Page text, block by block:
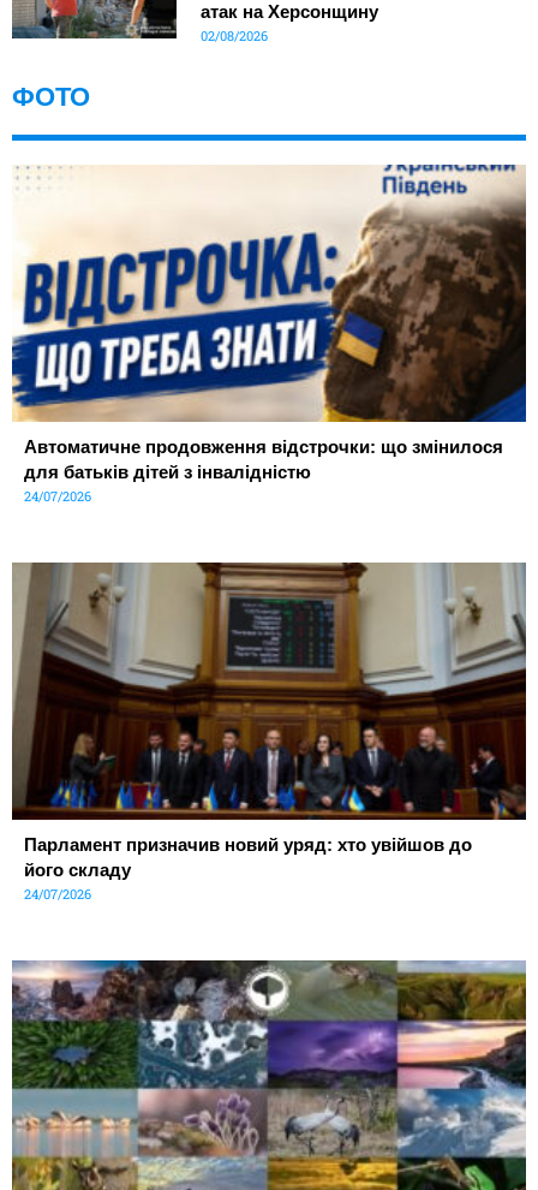
атак на Херсонщину
02/08/2026
ФОТО
Автоматичне продовження відстрочки: що змінилося
для батьків дітей з інвалідністю
24/07/2026
Парламент призначив новий уряд: хто увійшов до
його складу
24/07/2026